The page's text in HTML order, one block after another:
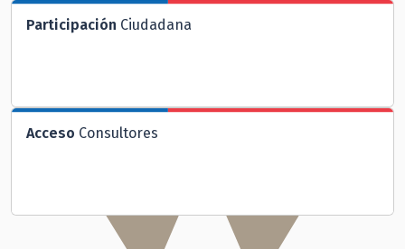
Participación Ciudadana
Acceso Consultores